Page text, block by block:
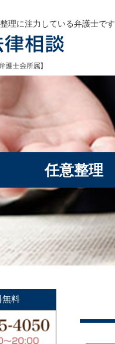
理に注力している弁護士です
任意整理
無料